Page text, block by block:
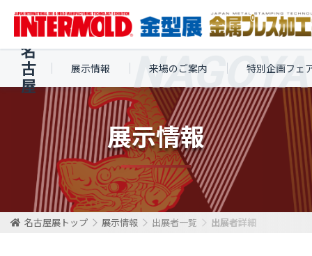
名
古
屋
展示情報 来場のご案内 特別企画フェ
展示情報
名古屋展トップ 展示情報 出展者一覧 出展者詳細